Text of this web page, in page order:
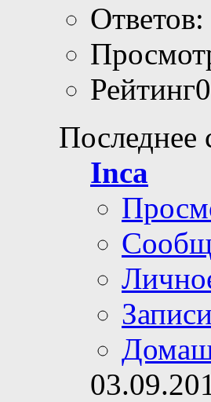
Ответов:
Последнее
Inca